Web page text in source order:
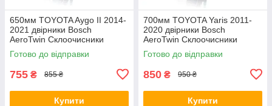
650мм TOYOTA Aygo II 2014-
2021 двірники Bosch
AeroTwin Склоочисники
Готово до відправки
755 ₴ 855 ₴
Купити
700мм TOYOTA Yaris 2011-
2020 двірники Bosch
AeroTwin Склоочисники
Готово до відправки
850 ₴ 950 ₴
Купити